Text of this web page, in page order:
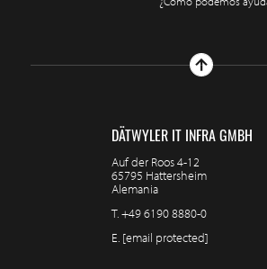
DÄTWYLER IT INFRA GMBH
Auf der Roos 4-12
65795 Hattersheim
Alemania
T.+49 6190 8880-0
E. [email protected]